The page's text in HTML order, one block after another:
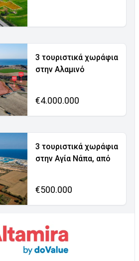
3 τουριστικά χωράφια
στην Αλαμινό
€4.000.000
3 τουριστικά χωράφια
στην Αγία Νάπα, από
€500.000